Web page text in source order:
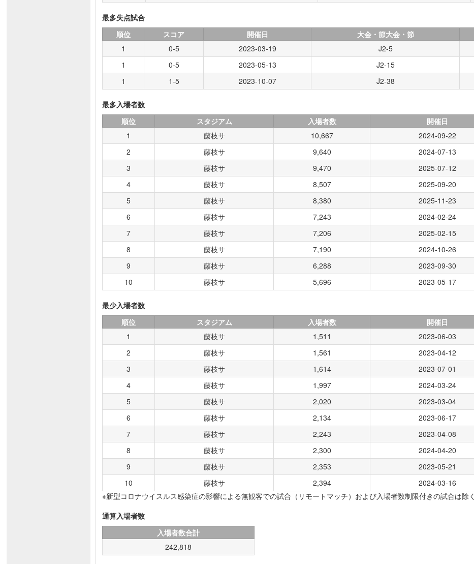
最多失点試合
順位
スコア 開催日 大会・節大会・節
1
0-5 2023-03-19 J2-5
1
0-5 2023-05-13 J2-15
1
1-5 2023-10-07 J2-38
最多入場者数
順位
スタジアム 入場者数 開催日
1
藤枝サ 10,667 2024-09-22
2
藤枝サ 9,640 2024-07-13
3
藤枝サ 9,470 2025-07-12
4
藤枝サ 8,507 2025-09-20
5
藤枝サ 8,380 2025-11-23
6
藤枝サ 7,243 2024-02-24
7
藤枝サ 7,206 2025-02-15
8
藤枝サ 7,190 2024-10-26
9
藤枝サ 6,288 2023-09-30
10
藤枝サ 5,696 2023-05-17
最少入場者数
順位
スタジアム 入場者数 開催日
1
藤枝サ 1,511 2023-06-03
2
藤枝サ 1,561 2023-04-12
3
藤枝サ 1,614 2023-07-01
4
藤枝サ 1,997 2024-03-24
5
藤枝サ 2,020 2023-03-04
6
藤枝サ 2,134 2023-06-17
7
藤枝サ 2,243 2023-04-08
8
藤枝サ 2,300 2024-04-20
9
藤枝サ 2,353 2023-05-21
10
藤枝サ 2,394 2024-03-16
※新型コロナウイスルス感染症の影響による無観客での試合（リモートマッチ）および入場者数制限付きの試合は除く
通算入場者数
入場者数合計
242,818